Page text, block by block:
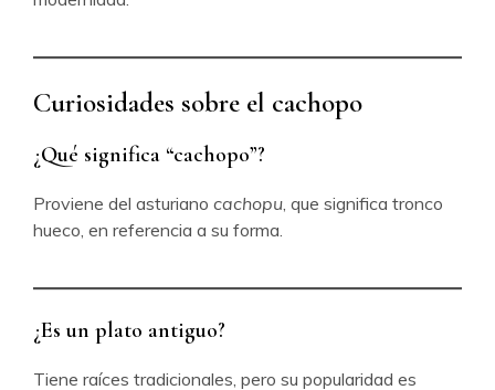
Curiosidades sobre el cachopo
¿Qué significa “cachopo”?
Proviene del asturiano cachopu, que significa tronco
hueco, en referencia a su forma.
¿Es un plato antiguo?
Tiene raíces tradicionales, pero su popularidad es